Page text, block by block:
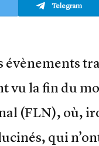
Telegram
évènements
vu la fin du
(FLN), où,
qui